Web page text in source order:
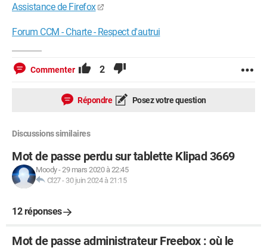
Assistance de Firefox
Forum CCM - Charte - Respect d'autrui
Commenter 2
Répondre Posez votre question
Discussions similaires
Mot de passe perdu sur tablette Klipad 3669
Moody-29 mars 2020 à 22:45
Cl27- 30 juin 2024 à 21:15
12 réponses
Mot de passe administrateur Freebox : où le